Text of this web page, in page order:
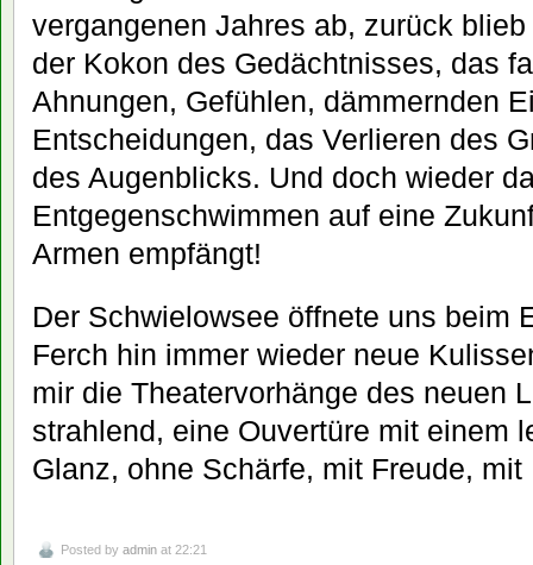
vergangenen Jahres ab, zurück
der Kokon des Gedächtnisses, das
Ahnungen, Gefühlen, dämmernden
Entscheidungen, das Verlieren des
des Augenblicks. Und doch wieder
Entgegenschwimmen auf eine
Armen empfängt!
Der Schwielowsee öffnete uns beim
Ferch hin immer wieder neue
mir die Theatervorhänge des neuen
strahlend, eine Ouvertüre mit einem
Glanz, ohne Schärfe, mit Freude, mit
Posted by admin at 22:21